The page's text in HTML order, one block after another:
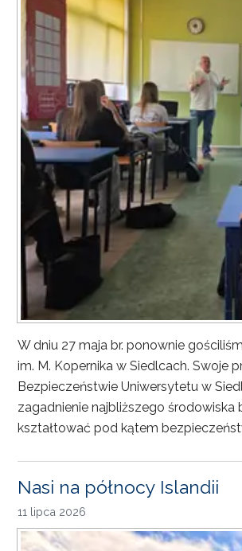
W dniu 27 maja br. ponownie
im. M. Kopernika w Siedlcach. Swoje
Bezpieczeństwie Uniwersytetu w
zagadnienie najbliższego środowiska
kształtować pod kątem
Nasi na północy Islandii
11 lipca 2026